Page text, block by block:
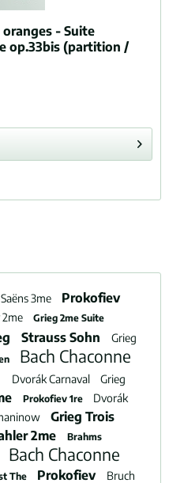
oranges - Suite
op.33bis (partition /
3me Prokofiev
Grieg 2me Suite
Strauss Sohn
Grieg
Bach Chaconne
Dvorák Carnaval Grieg
Prokofiev 1re
Dvorák
Grieg Trois
2me Brahms
Bach Chaconne
The Prokofiev
Bruch